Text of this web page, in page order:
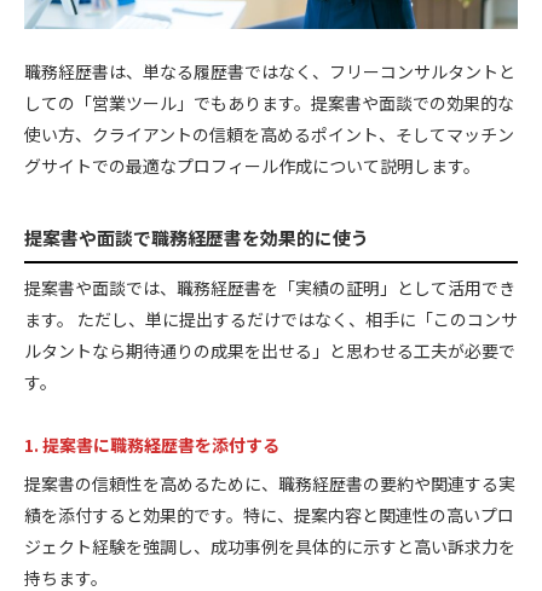
職務経歴書は、単なる履歴書ではなく、フリーコンサルタントと
しての「営業ツール」でもあります。提案書や面談での効果的な
使い方、クライアントの信頼を高めるポイント、そしてマッチン
グサイトでの最適なプロフィール作成について説明します。
提案書や面談で職務経歴書を効果的に使う
提案書や面談では、職務経歴書を「実績の証明」として活用でき
ます。 ただし、単に提出するだけではなく、相手に「このコンサ
ルタントなら期待通りの成果を出せる」と思わせる工夫が必要で
す。
1. 提案書に職務経歴書を添付する
提案書の信頼性を高めるために、職務経歴書の要約や関連する実
績を添付すると効果的です。特に、提案内容と関連性の高いプロ
ジェクト経験を強調し、成功事例を具体的に示すと高い訴求力を
持ちます。